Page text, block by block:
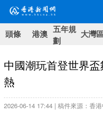
頭條 港澳 五年規
劃
大灣
中國潮玩首登世界
熱
2026-06-14 17:44 | 稿件來源：香